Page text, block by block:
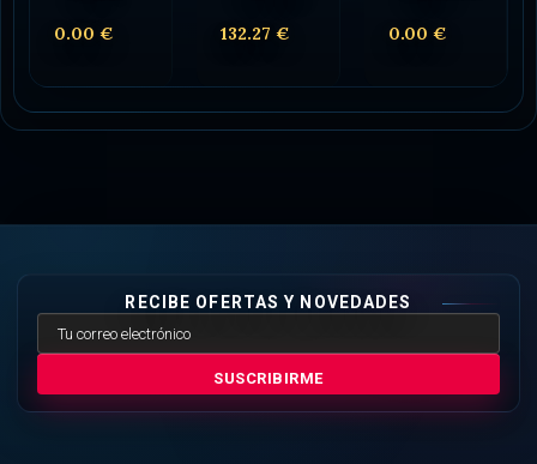
0.00 € 132.27 € 0.00 €
RECIBE OFERTAS Y NOVEDADES
SUSCRIBIRME